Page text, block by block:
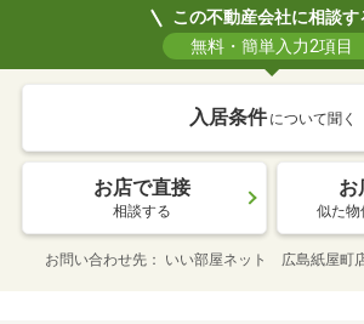
この不動産会社に相談す
無料・簡単入力2項目
入居条件 について聞く
お店で直接
相談する
お
似た物
お問い合わせ先 いい部屋ネット 広島紙屋町